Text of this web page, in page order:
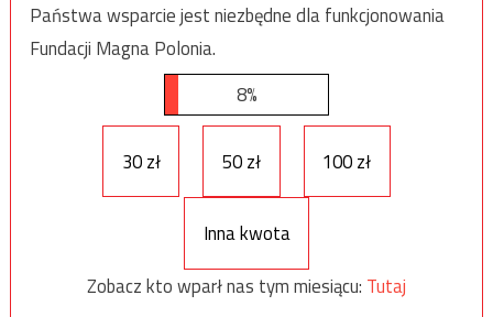
Państwa wsparcie jest niezbędne dla funkcjonowania
Fundacji Magna Polonia.
8%
30 zł 50 zł 100 zł
Inna kwota
Zobacz kto wparł nas tym miesiącu: Tutaj